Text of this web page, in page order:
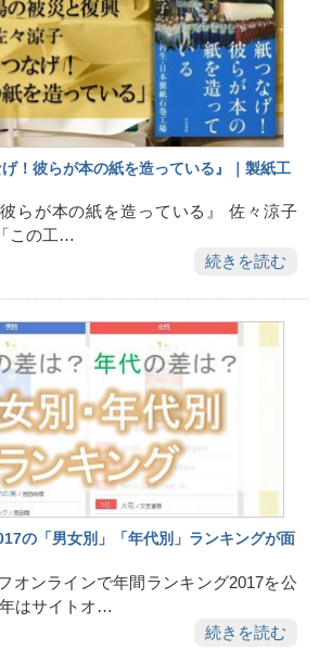
！彼らが本の紙を造っている』｜製紙工
らが本の紙を造っている』 佐々涼子
この工…
続きを読む
の「男女別」「年代別」ランキングが面
オンラインで年間ランキング2017を公
はサイトオ…
続きを読む